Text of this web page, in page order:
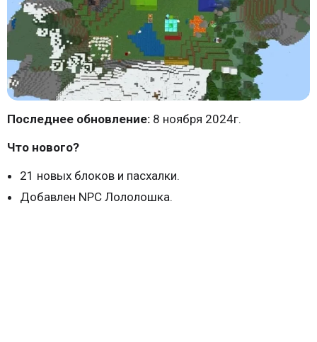
Последнее обновление: 8 ноября 2024г.
Что нового?
21 новых блоков и пасхалки.
Добавлен NPC Лололошка.